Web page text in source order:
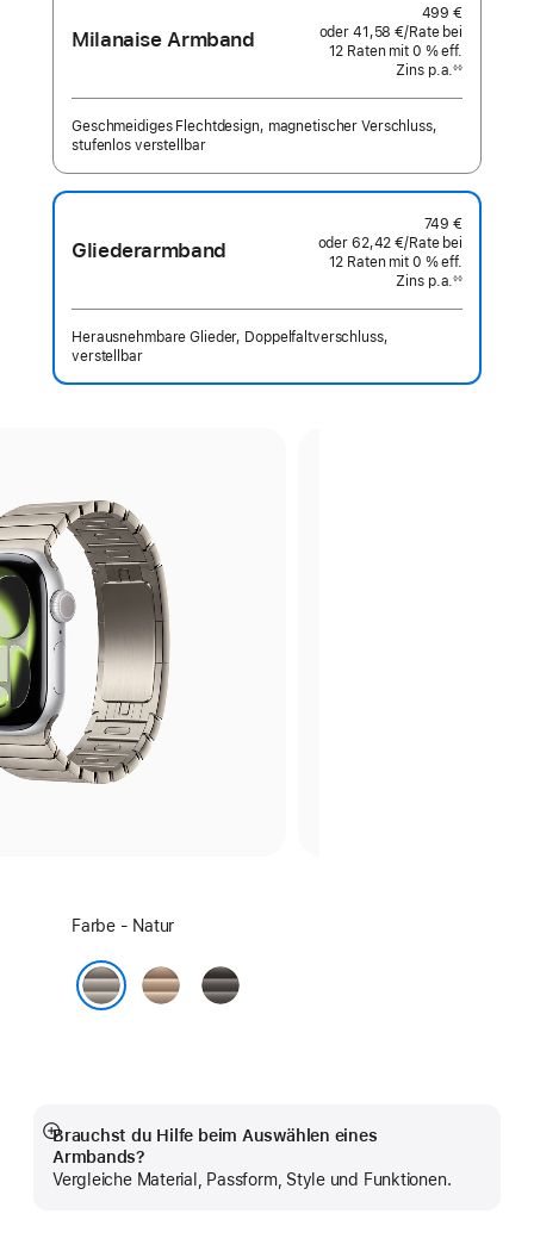
Milanaise Armband
499 €
oder 41,58 €/Rate pro
Rate
bei
12 RatenRaten
mit 0 % eff.
Zins p.a.eff.
◊◊
Geschmeidiges Flechtdesign, magnetischer Verschluss,
stufenlos verstellbar
Gliederarmband
749 €
oder 62,42 €/Rate pro
Rate
bei
12 RatenRaten
mit 0 % eff.
Zins p.a.eff.
◊◊
Herausnehmbare Glieder, Doppelfaltverschluss,
verstellbar
Farbe
Farbe - Natur
Gold Schiefer
Brauchst du Hilfe beim Auswählen eines
Armbands?
Vergleiche Material, Passform, Style und Funktionen.
Mehr
anzeigen